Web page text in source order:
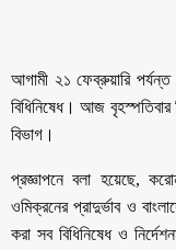
আগামী ২১ ফেব্রুয়ারি পর্যন্ত
বিধিনিষেধ। আজ বৃহস্পতিবার
বিভাগ।
প্রজ্ঞাপনে বলা হয়েছে,
ওমিক্রনের প্রাদুর্ভাব ও
করা সব বিধিনিষেধ ও